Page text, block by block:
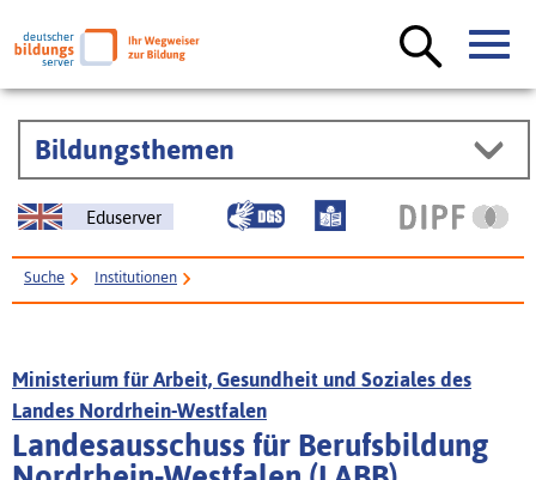
Bildungsthemen
Eduserver
Suche Institutionen
Ministerium für Arbeit, Gesundheit und Soziales des
Landes Nordrhein-Westfalen
Landesausschuss für Berufsbildung